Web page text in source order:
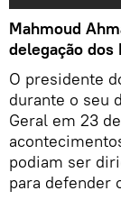
Mahmoud
delegação dos
O presidente
durante o seu
Geral em 23
podiam ser
para defender